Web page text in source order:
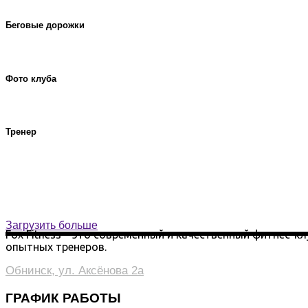
Беговые дорожки
Фото клуба
Тренер
Загрузить больше
Fox Fitness – это современный и качественный фитнес-
опытных тренеров.
Обнинск, ул. Аксёнова 2а
ГРАФИК РАБОТЫ